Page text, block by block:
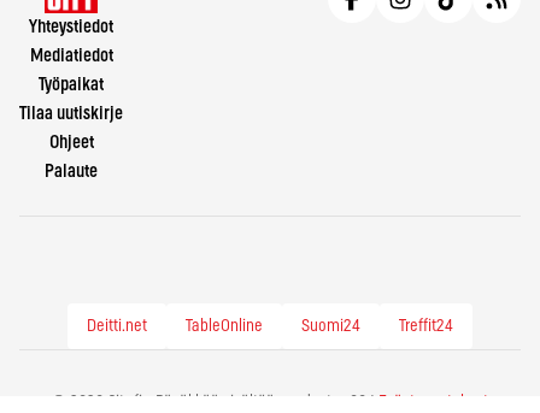
Yhteystiedot
Mediatiedot
Työpaikat
Tilaa uutiskirje
Ohjeet
Palaute
Deitti.net TableOnline Suomi24 Treffit24